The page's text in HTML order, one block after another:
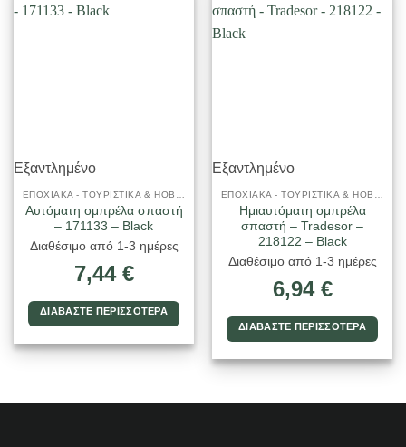
Εξαντλημένο
Αυτόματη ομπρέλα σπαστή
– 171133 – Black
Διαθέσιμο από 1-3 ημέρες
7,44 €
ΔΙΑΒΆΣΤΕ ΠΕΡΙΣΣΌΤΕΡΑ
Εξαντλημένο
Ημιαυτόματη ομπρέλα
σπαστή – Tradesor –
218122 – Black
Διαθέσιμο από 1-3 ημέρες
6,94 €
ΔΙΑΒΆΣΤΕ ΠΕΡΙΣΣΌΤΕΡΑ